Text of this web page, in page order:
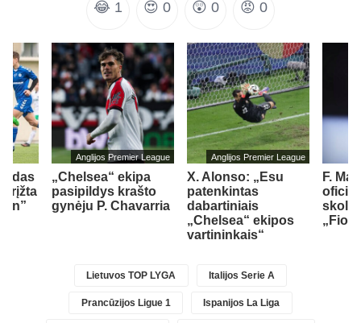
😂 1 😍 0 😲 0 😡 0
Anglijos Premier League
„Chelsea“ ekipa
pasipildys krašto
gynėju P. Chavarria
Anglijos Premier League
X. Alonso: „Esu
patenkintas
dabartiniais
„Chelsea“ ekipos
vartininkais“
F.
Lietuvos TOP LYGA Italijos Serie A
Prancūzijos Ligue 1 Ispanijos La Liga